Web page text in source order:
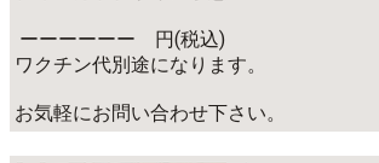
ーーーーーー 円(税込)
ワクチン代別途になります。
お気軽にお問い合わせ下さい。